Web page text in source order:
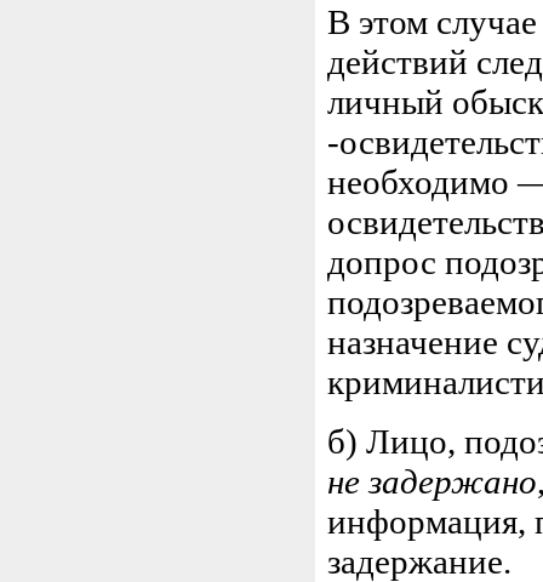
В этом
действий
личный
-
необходимо
допрос
назначение
б) Лицо,
не задержано
информация,
задержание.